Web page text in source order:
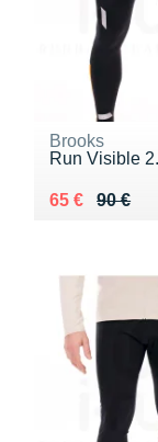
Brooks
Run Visible
90 €
Au lieu de 90
65 €
Vendu 65 €